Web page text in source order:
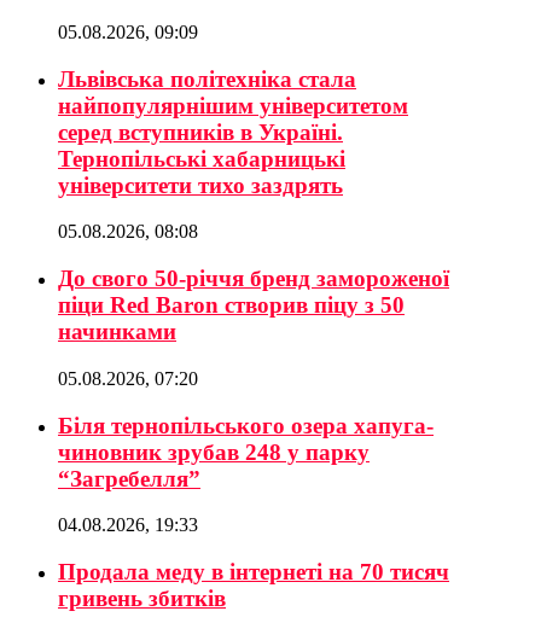
05.08.2026, 09:09
Львівська політехніка стала
найпопулярнішим університетом
серед вступників в Україні.
Тернопільські хабарницькі
університети тихо заздрять
05.08.2026, 08:08
До свого 50-річчя бренд замороженої
піци Red Baron створив піцу з 50
начинками
05.08.2026, 07:20
Біля тернопільського озера хапуга-
чиновник зрубав 248 у парку
“Загребелля”
04.08.2026, 19:33
Продала меду в інтернеті на 70 тисяч
гривень збитків